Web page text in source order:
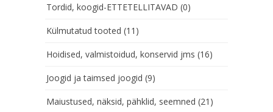
Tordid, koogid-ETTETELLITAVAD (0)
Külmutatud tooted (11)
Hoidised, valmistoidud, konservid jms (16)
Joogid ja taimsed joogid (9)
Maiustused, näksid, pähklid, seemned (21)